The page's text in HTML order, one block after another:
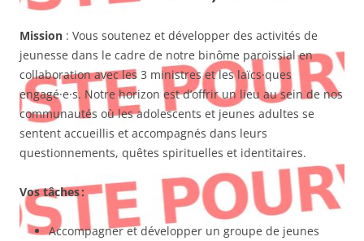
Mission : Vous soutenez et développer des activités de
jeunesse dans le cadre de notre binôme paroissial en
collaboration avec les 3 ministres et les laïcs·ques
engagé·e·s. Notre horizon est d’offrir un lieu au sein de nos
communautés où les adolescents et jeunes adultes se
sentent accueillis et accompagnés dans leurs
questionnements, quêtes spirituelles et identitaires.
Vos tâches :
Accompagner et développer un groupe de jeunes